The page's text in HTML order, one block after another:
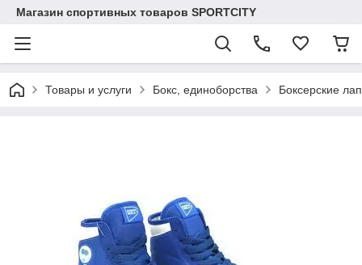
Магазин спортивных товаров SPORTCITY
Товары и услуги Бокс, единоборства Боксерские